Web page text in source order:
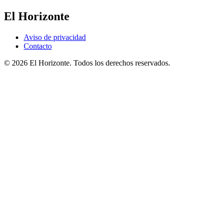
El Horizonte
Aviso de privacidad
Contacto
© 2026 El Horizonte. Todos los derechos reservados.